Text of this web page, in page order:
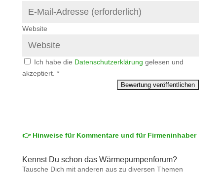
Website
Ich habe die Datenschutzerklärung gelesen und
akzeptiert. *
👉 Hinweise für Kommentare und für Firmeninhaber
Kennst Du schon das Wärmepumpenforum?
Tausche Dich mit anderen aus zu diversen Themen